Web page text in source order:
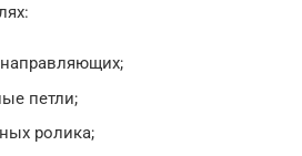
петли;
ролика;